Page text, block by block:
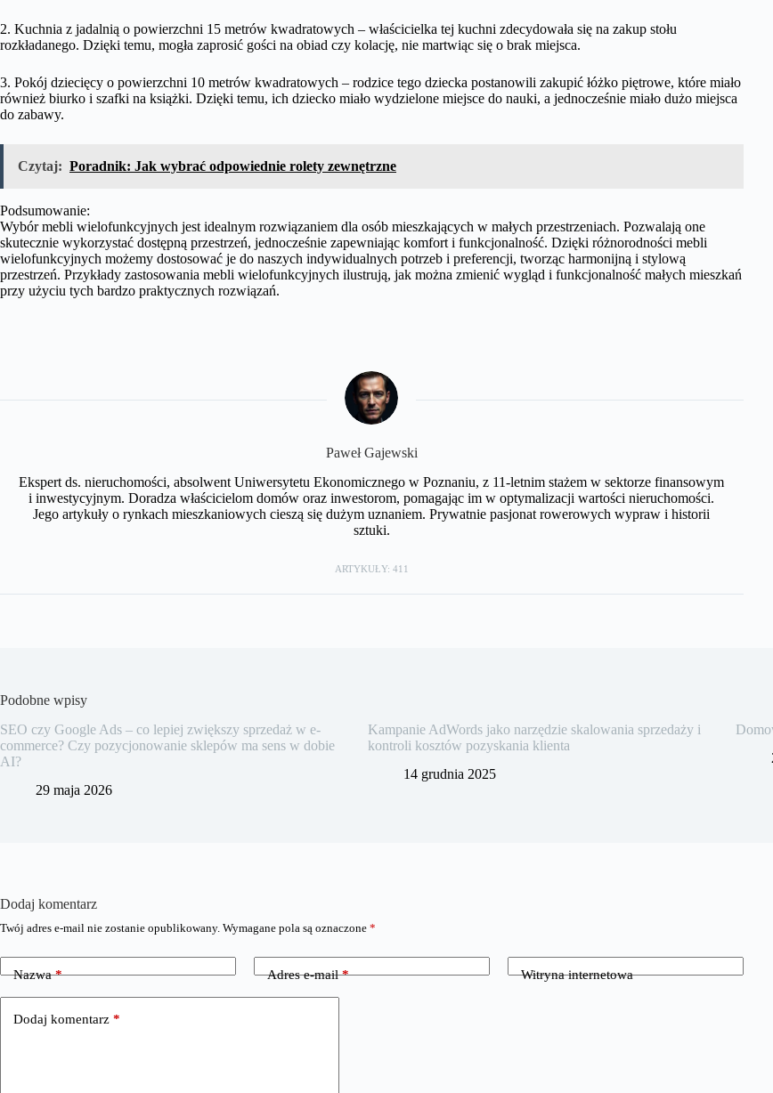
2. Kuchnia z jadalnią o powierzchni 15 metrów kwadratowych – właścicielka tej kuchni zdecydowała się na zakup stołu
rozkładanego. Dzięki temu, mogła zaprosić gości na obiad czy kolację, nie martwiąc się o brak miejsca.
3. Pokój dziecięcy o powierzchni 10 metrów kwadratowych – rodzice tego dziecka postanowili zakupić łóżko piętrowe, które miało
również biurko i szafki na książki. Dzięki temu, ich dziecko miało wydzielone miejsce do nauki, a jednocześnie miało dużo miejsca
do zabawy.
Czytaj: Poradnik: Jak wybrać odpowiednie rolety zewnętrzne
Podsumowanie:
Wybór mebli wielofunkcyjnych jest idealnym rozwiązaniem dla osób mieszkających w małych przestrzeniach. Pozwalają one
skutecznie wykorzystać dostępną przestrzeń, jednocześnie zapewniając komfort i funkcjonalność. Dzięki różnorodności mebli
wielofunkcyjnych możemy dostosować je do naszych indywidualnych potrzeb i preferencji, tworząc harmonijną i stylową
przestrzeń. Przykłady zastosowania mebli wielofunkcyjnych ilustrują, jak można zmienić wygląd i funkcjonalność małych mieszkań
przy użyciu tych bardzo praktycznych rozwiązań.
Paweł Gajewski
Ekspert ds. nieruchomości, absolwent Uniwersytetu Ekonomicznego w Poznaniu, z 11-letnim stażem w sektorze finansowym
i inwestycyjnym. Doradza właścicielom domów oraz inwestorom, pomagając im w optymalizacji wartości nieruchomości.
Jego artykuły o rynkach mieszkaniowych cieszą się dużym uznaniem. Prywatnie pasjonat rowerowych wypraw i historii
sztuki.
ARTYKUŁY: 411
Podobne wpisy
SEO czy Google Ads – co lepiej zwiększy sprzedaż w e-
commerce? Czy pozycjonowanie sklepów ma sens w dobie
AI?
29 maja 2026
Kampanie AdWords jako narzędzie skalowania sprzedaży i
kontroli kosztów pozyskania klienta
14 grudnia 2025
Dodaj komentarz
Twój adres e-mail nie zostanie opublikowany. Wymagane pola są oznaczone *
Nazwa* Adres e-mail* Witryna internetowa
Dodaj komentarz *